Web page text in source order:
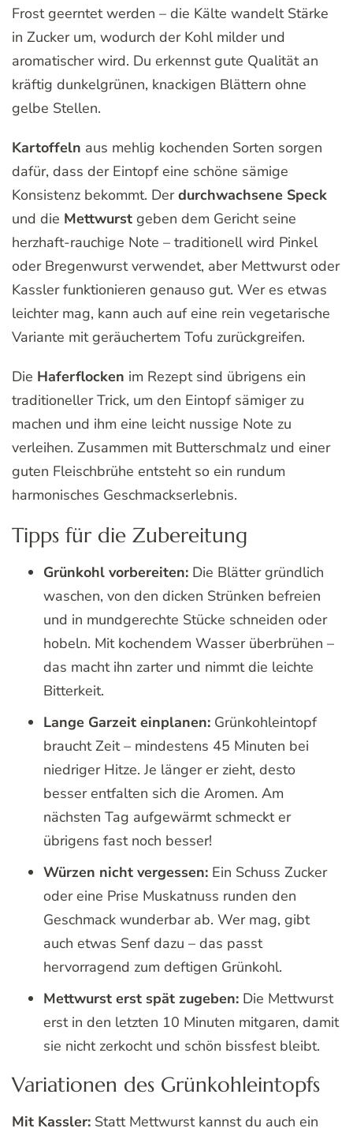
Frost geerntet werden – die Kälte wandelt Stärke
in Zucker um, wodurch der Kohl milder und
aromatischer wird. Du erkennst gute Qualität an
kräftig dunkelgrünen, knackigen Blättern ohne
gelbe Stellen.
Kartoffeln aus mehlig kochenden Sorten sorgen
dafür, dass der Eintopf eine schöne sämige
Konsistenz bekommt. Derdurchwachsene Speck
und die Mettwurst geben dem Gericht seine
herzhaft-rauchige Note – traditionell wird Pinkel
oder Bregenwurst verwendet, aber Mettwurst oder
Kassler funktionieren genauso gut. Wer es etwas
leichter mag, kann auch auf eine rein vegetarische
Variante mit geräuchertem Tofu zurückgreifen.
Die Haferflocken im Rezept sind übrigens ein
traditioneller Trick, um den Eintopf sämiger zu
machen und ihm eine leicht nussige Note zu
verleihen. Zusammen mit Butterschmalz und einer
guten Fleischbrühe entsteht so ein rundum
harmonisches Geschmackserlebnis.
Tipps für die Zubereitung
Grünkohl vorbereiten: Die Blätter gründlich
waschen, von den dicken Strünken befreien
und in mundgerechte Stücke schneiden oder
hobeln. Mit kochendem Wasser überbrühen –
das macht ihn zarter und nimmt die leichte
Bitterkeit.
Lange Garzeit einplanen: Grünkohleintopf
braucht Zeit – mindestens 45 Minuten bei
niedriger Hitze. Je länger er zieht, desto
besser entfalten sich die Aromen. Am
nächsten Tag aufgewärmt schmeckt er
übrigens fast noch besser!
Würzen nicht vergessen: Ein Schuss Zucker
oder eine Prise Muskatnuss runden den
Geschmack wunderbar ab. Wer mag, gibt
auch etwas Senf dazu – das passt
hervorragend zum deftigen Grünkohl.
Mettwurst erst spät zugeben: Die Mettwurst
erst in den letzten 10 Minuten mitgaren, damit
sie nicht zerkocht und schön bissfest bleibt.
Variationen des Grünkohleintopfs
Mit Kassler: Statt Mettwurst kannst du auch ein